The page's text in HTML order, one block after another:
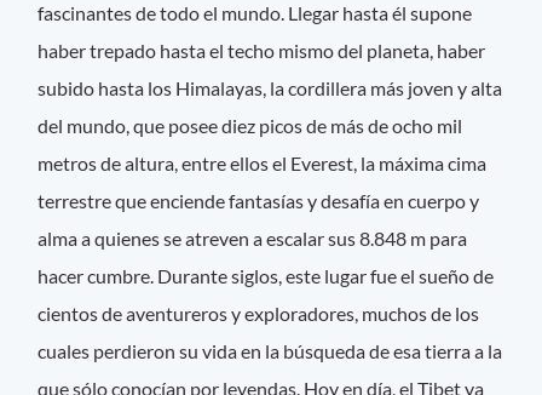
fascinantes de todo el mundo. Llegar hasta él supone
haber trepado hasta el techo mismo del planeta, haber
subido hasta los Himalayas, la cordillera más joven y alta
del mundo, que posee diez picos de más de ocho mil
metros de altura, entre ellos el Everest, la máxima cima
terrestre que enciende fantasías y desafía en cuerpo y
alma a quienes se atreven a escalar sus 8.848 m para
hacer cumbre. Durante siglos, este lugar fue el sueño de
cientos de aventureros y exploradores, muchos de los
cuales perdieron su vida en la búsqueda de esa tierra a la
que sólo conocían por leyendas. Hoy en día, el Tibet ya